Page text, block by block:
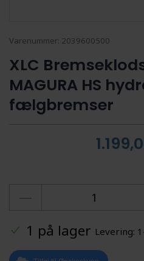
Varenummer: 2039600500
XLC
MAGURA HS
fælgbremser
1 på lager Levering: